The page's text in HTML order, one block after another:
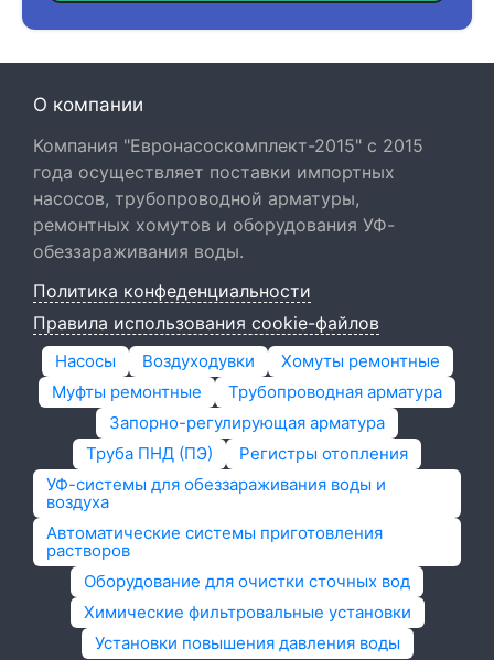
О компании
Компания "Евронасоскомплект-2015" с 2015
года осуществляет поставки импортных
насосов, трубопроводной арматуры,
ремонтных хомутов и оборудования УФ-
обеззараживания воды.
Политика конфеденциальности
Правила использования cookie-файлов
Насосы Воздуходувки
Хомуты ремонтные
Муфты ремонтные
Трубопроводная арматура
Запорно-регулирующая арматура
Труба ПНД (ПЭ)
Регистры отопления
УФ-системы для обеззараживания воды и
воздуха
Автоматические системы приготовления
растворов
Оборудование для очистки сточных вод
Химические фильтровальные установки
Установки повышения давления воды